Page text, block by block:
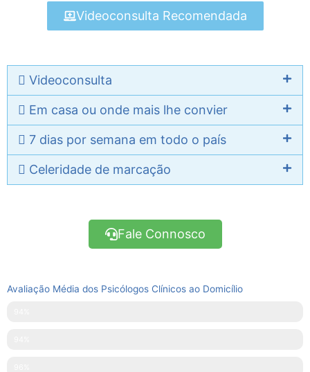
Videoconsulta Recomendada
Videoconsulta
Em casa ou onde mais lhe convier
7 dias por semana em todo o país
Celeridade de marcação
Fale Connosco
Avaliação Média dos Psicólogos Clínicos ao Domicílio